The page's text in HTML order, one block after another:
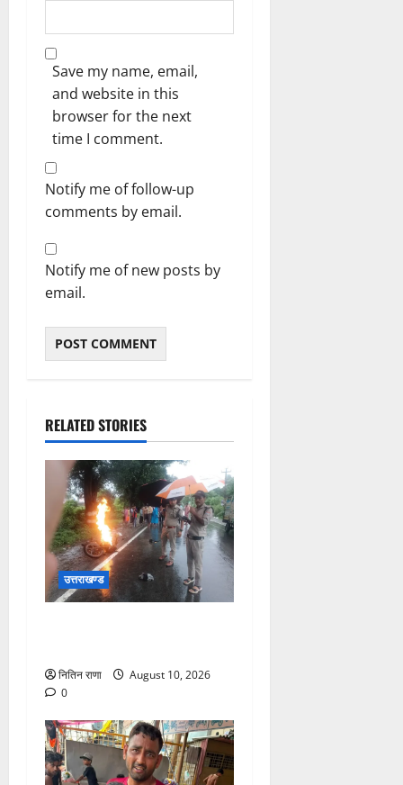
Save my name, email,
and website in this
browser for the next
time I comment.
Notify me of follow-up
comments by email.
Notify me of new posts by
email.
RELATED STORIES
उत्तराखण्ड
नितिन राणा
August 10, 2026
0